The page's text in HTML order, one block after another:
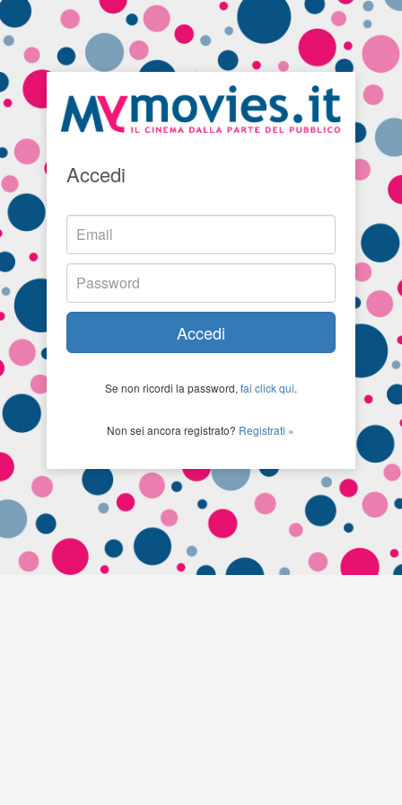
Accedi
Accedi
Se non ricordi la password, fai click qui.
Non sei ancora registrato? Registrati »